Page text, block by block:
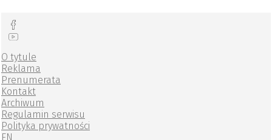
O tytule
Reklama
Prenumerata
Kontakt
Archiwum
Regulamin serwisu
Polityka prywatności
EN